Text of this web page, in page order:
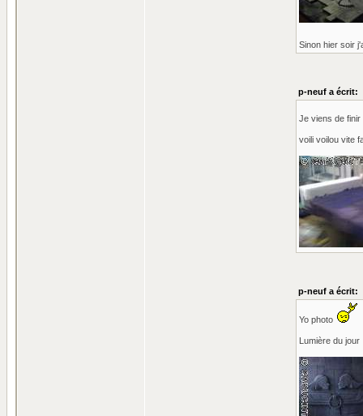
Sinon hier soir
p-neuf a écrit:
Je viens de finir
voili voilou vite
p-neuf a écrit:
Yo photo
Lumière du jour